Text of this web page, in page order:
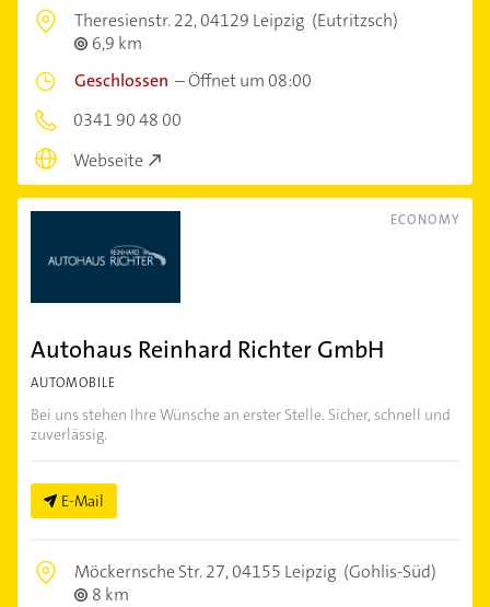
Theresienstr. 22,04129 Leipzig (Eutritzsch)
6,9 km
Geschlossen –Öffnet um 08:00
0341 90 48 00
Webseite
ECONOMY
Autohaus Reinhard Richter GmbH
AUTOMOBILE
Bei uns stehen Ihre Wünsche an erster Stelle. Sicher, schnell und
zuverlässig.
E-Mail
Möckernsche Str. 27,04155 Leipzig (Gohlis-Süd)
8 km